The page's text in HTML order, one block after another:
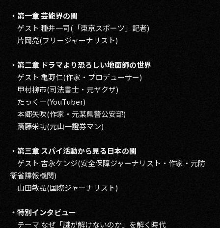
・第一章 芸能界の闇
ゲスト:種井一司(「東京スポーツ」記者)
片岡亮(フリージャーナリスト)
・第二章 ドラマより恐ろしい地面師の世界
ゲスト:亀野仁(作家・プロデューサー)
甲村柳市(司法書士・元ヤクザ)
たっくー(YouTuber)
本郷矢吹(作家・元某県警公安部)
斎藤栄功(元山一證券マン)
・第三章 スパイ活動から見る日本の闇
ゲスト:吉永ケンジ(安全保障ジャーナリスト・作家・元防
衛省諜報機関)
山田敏弘(国際ジャーナリスト)
・特別インタビュー
テーマ:なぜ「謎が解けないのか」を解く時代